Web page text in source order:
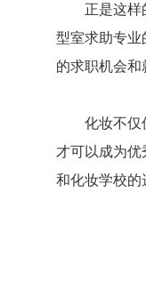
正是这样的
型室求助专
的求职机会和
化妆不仅仅
才可以成为
和化妆学校的